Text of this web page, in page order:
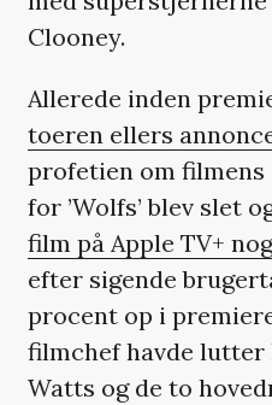
Clooney.
Allerede inden
toeren ellers
profetien om filmens
for ’Wolfs’ blev slet
film på Apple TV+
efter sigende
procent op i
filmchef havde
Watts og de to